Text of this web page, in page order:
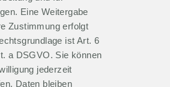
Eine Weitergabe
Zustimmung erfolgt
ist Art. 6
a DSGVO. Sie können
jederzeit
Daten bleiben